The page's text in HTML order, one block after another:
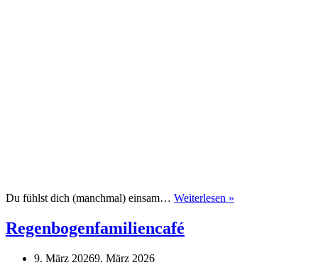
Du fühlst dich (manchmal) einsam… Weiterlesen »
Regenbogenfamiliencafé
9. März 20269. März 2026